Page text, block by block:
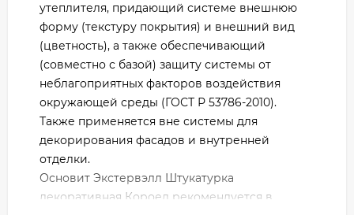
утеплителя, придающий системе внешнюю
форму (текстуру покрытия) и внешний вид
(цветность), а также обеспечивающий
(совместно с базой) защиту системы от
неблагоприятных факторов воздействия
окружающей среды (ГОСТ Р 53786-2010).
Также применяется вне системы для
декорирования фасадов и внутренней
отделки.
Основит Экстервэлл Штукатурка
декоративная Короед рекомендуется в